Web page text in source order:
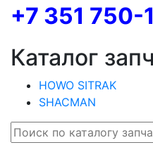
+7 351 750-
Каталог
HOWO SITRAK
SHACMAN